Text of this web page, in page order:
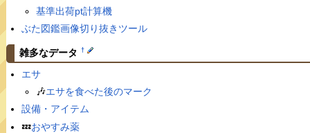
基準出荷pt計算機
ぶた図鑑画像切り抜きツール
雑多なデータ †
エサ
🎶エサを食べた後のマーク
設備・アイテム
💤おやすみ薬